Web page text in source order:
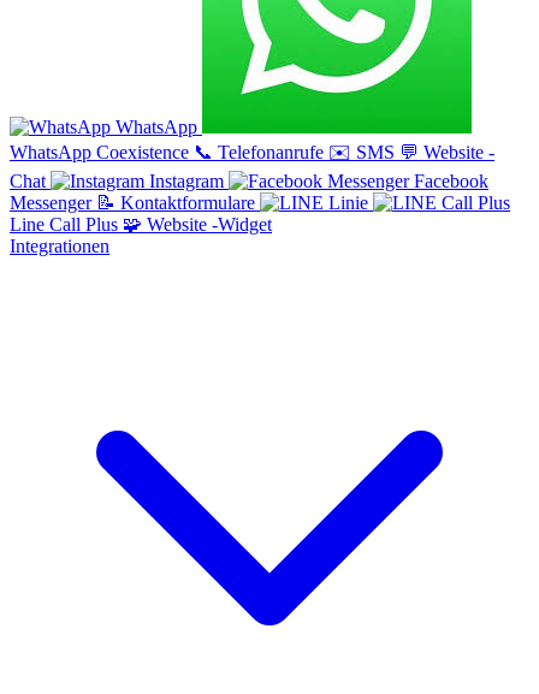
WhatsApp
WhatsApp Coexistence 📞 Telefonanrufe ✉️ SMS 💬 Website -
Chat
Instagram
Facebook
Messenger 📝 Kontaktformulare
Linie
Line Call Plus 🧩 Website -Widget
Integrationen